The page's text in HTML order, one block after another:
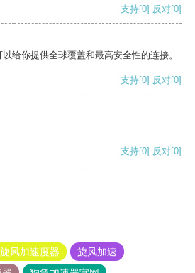
支持[0] 反对[0]
给你提供全球覆盖和最高安全性的连接。
支持[0] 反对[0]
支持[0] 反对[0]
旋风加速度器
旋风加速